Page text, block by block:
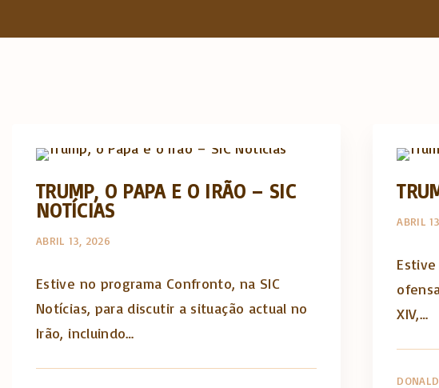
TRUMP, O PAPA E O IRÃO – SIC
NOTÍCIAS
ABRIL 13, 2026
Estive no programa Confronto, na SIC
Notícias, para discutir a situação actual no
Irão, incluindo…
ABRIL
XIV,…